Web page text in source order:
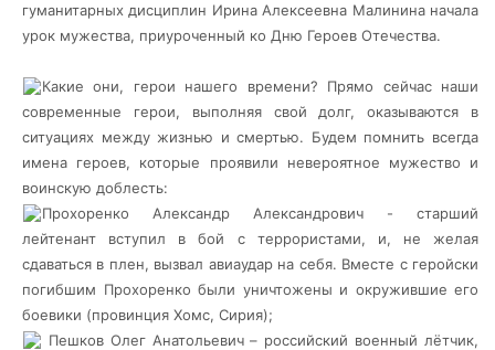
гуманитарных дисциплин Ирина Алексеевна Малинина начала
урок мужества, приуроченный ко Дню Героев Отечества.
Какие они, герои нашего времени? Прямо сейчас наши
современные герои, выполняя свой долг, оказываются в
ситуациях между жизнью и смертью. Будем помнить всегда
имена героев, которые проявили невероятное мужество и
воинскую доблесть:
Прохоренко Александр Александрович - старший
лейтенант вступил в бой с террористами, и, не желая
сдаваться в плен, вызвал авиаудар на себя. Вместе с геройски
погибшим Прохоренко были уничтожены и окружившие его
боевики (провинция Хомс, Сирия);
Пешков Олег Анатольевич – российский военный лётчик,